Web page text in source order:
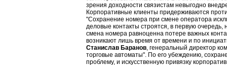
зрения доходности связистам невыгодно
Корпоративные клиенты придерживаются
"Сохранение номера при смене оператора
деловые контакты строятся, в первую
смена номера равноценна потере важных
возникают лишь время от времени и по
Станислав Баранов, генеральный директор
торговые автоматы". По его убеждению,
проблему, и искусственную привязку